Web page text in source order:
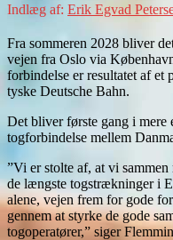
Indlæg af: Erik Egvad
Fra sommeren 2028 bliver
vejen fra Oslo via
forbindelse er resultatet af et
tyske Deutsche Bahn.
Det bliver første gang i mere
togforbindelse mellem
”Vi er stolte af, at vi
de længste togstrækninger i
alene, vejen frem for gode
gennem at styrke de gode
togoperatører,” siger